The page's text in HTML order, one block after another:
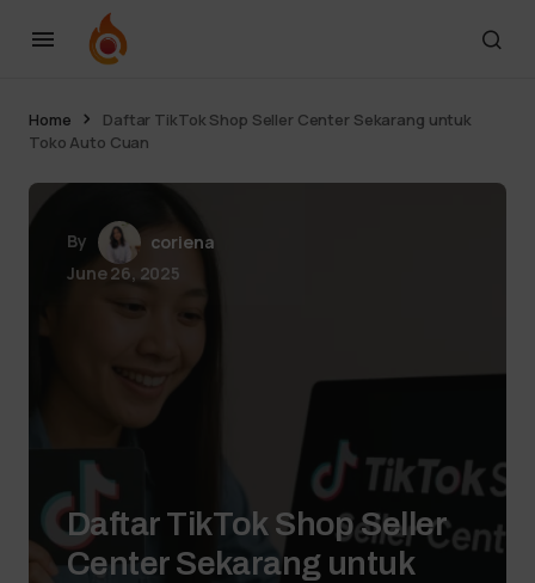
Home
Daftar TikTok Shop Seller Center Sekarang untuk
Toko Auto Cuan
By
coriena
June 26, 2025
Daftar TikTok Shop Seller
Center Sekarang untuk